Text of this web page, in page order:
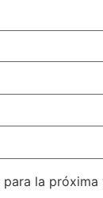
la próxima